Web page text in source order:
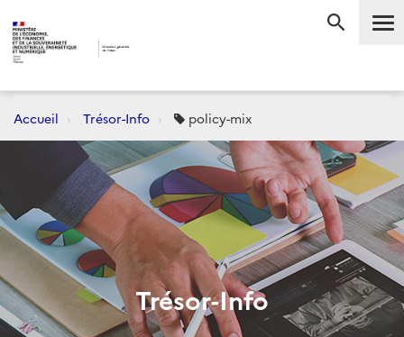
Accueil Trésor-Info policy-mix
Trésor-Info